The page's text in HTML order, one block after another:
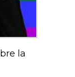
la